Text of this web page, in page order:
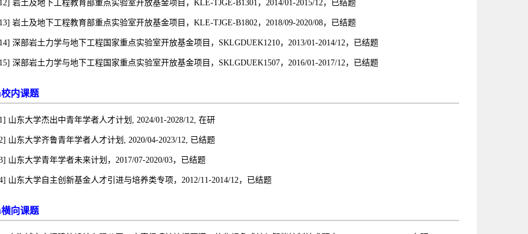
岩土及地下工程教育部重点实验室开放基金项目，KLE-TJGE-B1301，2014/01-2015/12，已结题
岩土及地下工程教育部重点实验室开放基金项目，KLE-TJGE-B1802，2018/09-2020/08，已结题
深部岩土力学与地下工程国家重点实验室开放基金项目，SKLGDUEK1210，2013/01-2014/12，已结题
深部岩土力学与地下工程国家重点实验室开放基金项目，SKLGDUEK1507，2016/01-2017/12，已结题
校内课题
山东大学杰出中青年学者人才计划, 2024/01-2028/12, 在研
山东大学齐鲁青年学者人才计划, 2020/04-2023/12, 已结题
山东大学青年学者未来计划，2017/07-2020/03，已结题
山东大学自主创新基金人才引进与培养类专项，2012/11-2014/12，已结题
横向课题